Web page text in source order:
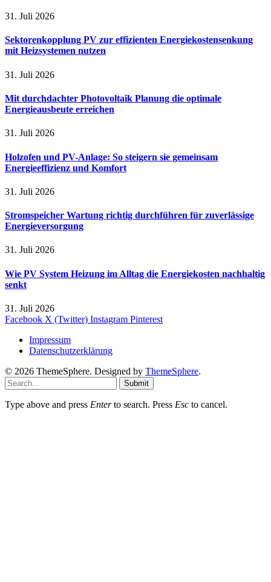
31. Juli 2026
Sektorenkopplung PV zur effizienten Energiekostensenkung
mit Heizsystemen nutzen
31. Juli 2026
Mit durchdachter Photovoltaik Planung die optimale
Energieausbeute erreichen
31. Juli 2026
Holzofen und PV-Anlage: So steigern sie gemeinsam
Energieeffizienz und Komfort
31. Juli 2026
Stromspeicher Wartung richtig durchführen für zuverlässige
Energieversorgung
31. Juli 2026
Wie PV System Heizung im Alltag die Energiekosten nachhaltig
senkt
31. Juli 2026
Facebook X (Twitter) Instagram Pinterest
Impressum
Datenschutzerklärung
© 2026 ThemeSphere. Designed by ThemeSphere.
Submit
Type above and press Enterto search. Press Esc to cancel.